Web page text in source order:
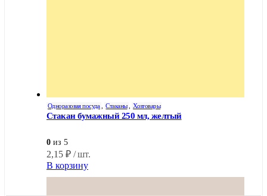
Одноразовая посуда Стаканы Хозтовары
Стакан бумажный 250 мл, желтый
0 из 5
2,15 ₽ / шт.
В корзину